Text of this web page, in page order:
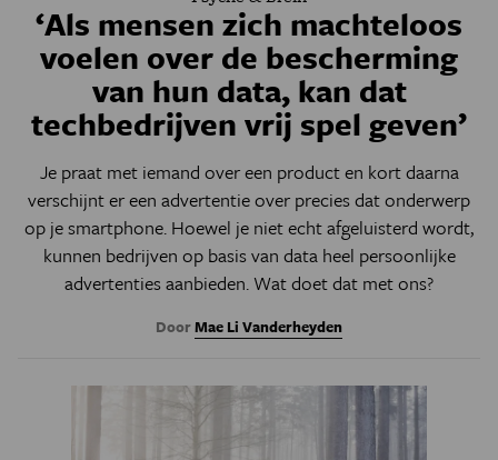
‘Als mensen zich machteloos
voelen over de bescherming
van hun data, kan dat
techbedrijven vrij spel geven’
Je praat met iemand over een product en kort daarna
verschijnt er een advertentie over precies dat onderwerp
op je smartphone. Hoewel je niet echt afgeluisterd wordt,
kunnen bedrijven op basis van data heel persoonlijke
advertenties aanbieden. Wat doet dat met ons?
DoorMae Li Vanderheyden